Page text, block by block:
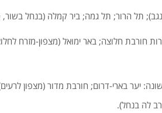
תל הרור; תל גמה; ביר קמלה (בנחל בשור,
חורבת חלוצה; באר ימואל (מצפון-מזרח
יער בארי-דרום; חורבת מדור (מצפון
לה בנחל).